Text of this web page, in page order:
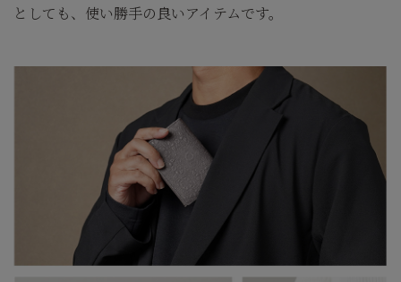
としても、使い勝手の良いアイテムです。